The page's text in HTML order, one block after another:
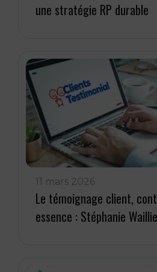
une stratégie RP durable
11 mars 2026
Le témoignage client,
essence : Stéphanie